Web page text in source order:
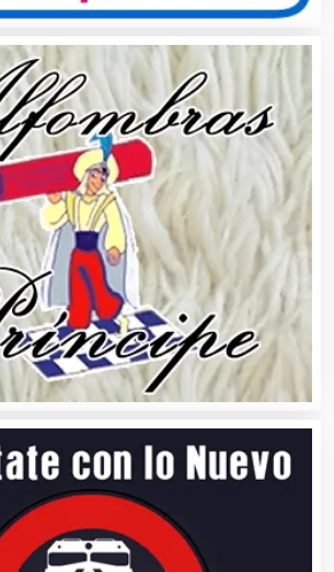
Aguas
de Eventos
y Equipos Eléctricos